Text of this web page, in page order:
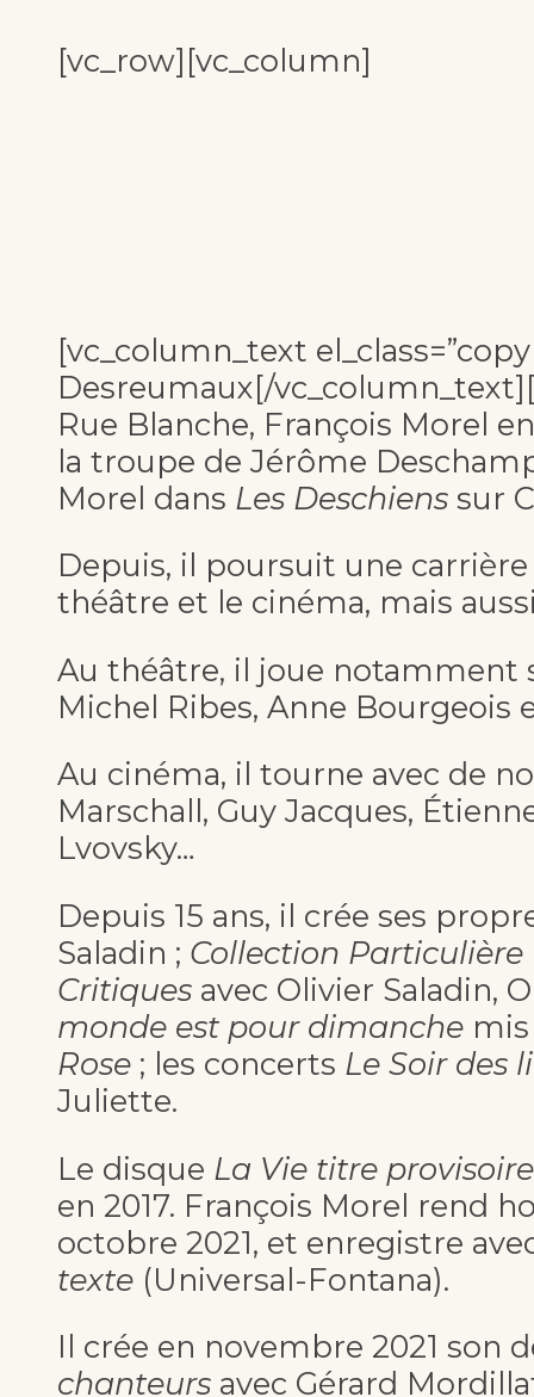
[vc_row][vc_column]
[vc_column_text
Desreumaux[/
Rue Blanche, François Morel
la troupe de Jérôme
Morel dans Les Deschiens sur
Depuis, il poursuit une
théâtre et le cinéma, mais
Au théâtre, il joue notamment
Michel Ribes, Anne Bourgeois
Au cinéma, il tourne avec de
Marschall, Guy Jacques,
Lvovsky…
Depuis 15 ans, il crée ses
Saladin ; Collection Particulière
Critiques avec Olivier Saladin,
monde est pour dimanche
Rose ; les concerts Le Soir des
Juliette.
Le disque La Vie titre provisoire
en 2017. François Morel rend
octobre 2021, et enregistre
texte (Universal-Fontana).
Il crée en novembre 2021 son
chanteurs avec Gérard